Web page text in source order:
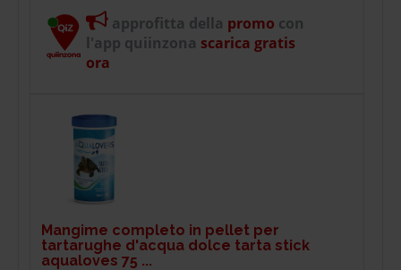
approfitta della promo con
l'app quiinzona scarica gratis
ora
Mangime completo in pellet per
tartarughe d'acqua dolce tarta stick
aqualoves 75 ...